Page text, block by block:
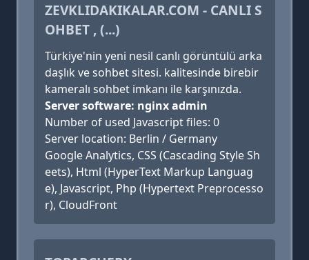
ZEVKLIDAKIKALAR.COM - CANLI S
OHBET , (...)
Türkiye'nin yeni nesil canlı görüntülü arka
daşlık ve sohbet sitesi. kalitesinde birebir
kameralı sohbet imkanı ile karşınızda.
Server software: nginx admin
Number of used Javascript files: 0
Server location: Berlin / Germany
Google Analytics, CSS (Cascading Style Sh
eets), Html (HyperText Markup Languag
e), Javascript, Php (Hypertext Preprocesso
r), CloudFront